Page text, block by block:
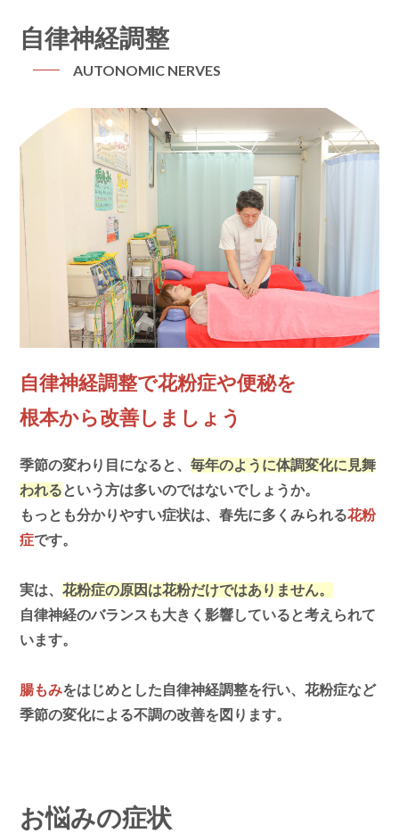
自律神経調整
AUTONOMIC NERVES
自律神経調整で花粉症や便秘を
根本から改善しましょう
季節の変わり目になると、毎年のように体調変化に見舞
われるという方は多いのではないでしょうか。
もっとも分かりやすい症状は、春先に多くみられる花粉
症です。
実は、花粉症の原因は花粉だけではありません。
自律神経のバランスも大きく影響していると考えられて
います。
腸もみをはじめとした自律神経調整を行い、花粉症など
季節の変化による不調の改善を図ります。
お悩みの症状